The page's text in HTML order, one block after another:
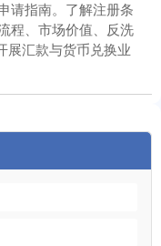
请指南。了解注册条
程、市场价值、反洗
展汇款与货币兑换业